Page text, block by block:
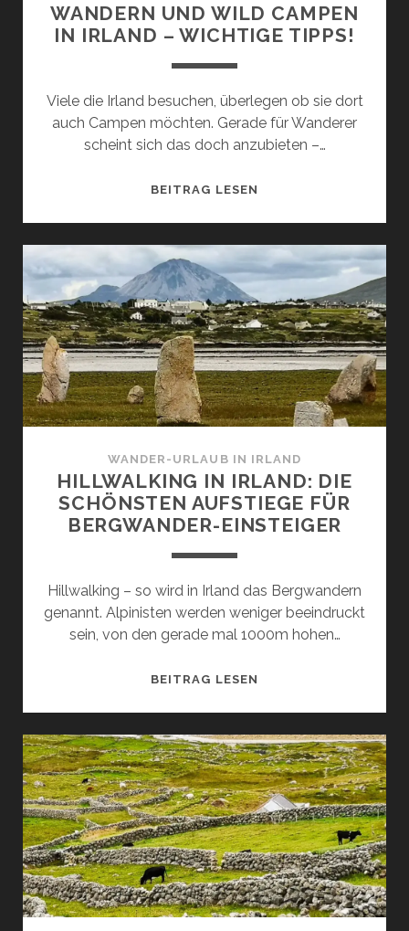
WANDERN UND WILD CAMPEN
IN IRLAND – WICHTIGE TIPPS!
Viele die Irland besuchen, überlegen ob sie dort
auch Campen möchten. Gerade für Wanderer
scheint sich das doch anzubieten –…
BEITRAG LESEN
IN
IRLAND
–
WICHTIGE
TIPPS!
WANDER-URLAUB IN IRLAND
HILLWALKING IN IRLAND: DIE
SCHÖNSTEN AUFSTIEGE FÜR
BERGWANDER-EINSTEIGER
Hillwalking – so wird in Irland das Bergwandern
genannt. Alpinisten werden weniger beeindruckt
sein, von den gerade mal 1000m hohen…
BEITRAG LESEN
DIE
SCHÖNSTEN
AUFSTIEGE
FÜR
BERGWANDER-
EINSTEIGER